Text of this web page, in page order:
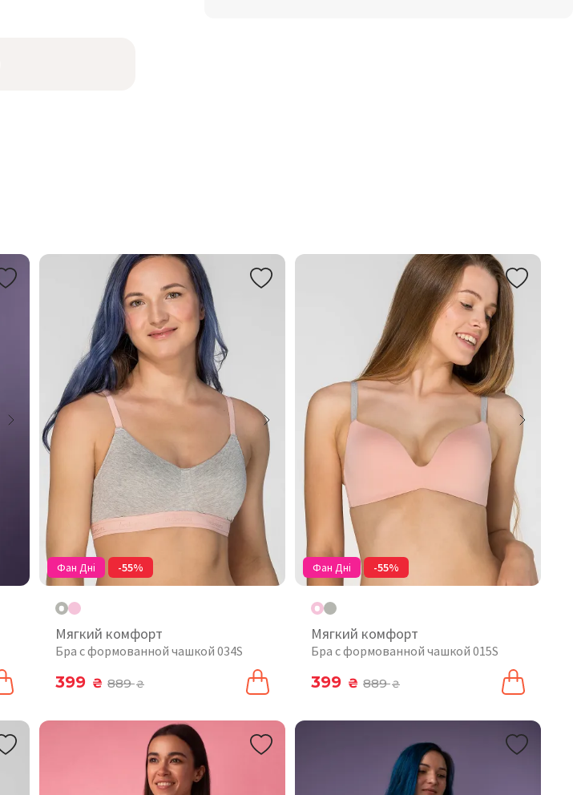
Фан Дні -55%
Мягкий комфорт
Бра с формованной чашкой 034S
399 ₴ 889₴
Фан Дні -55%
Мягкий комфорт
Бра с формованной чашкой 015S
399 ₴ 889₴